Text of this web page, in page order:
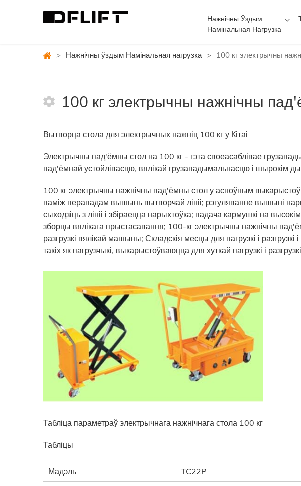
Нажнічны Ўздым
Намінальная Нагрузка
> Нажнічны ўздым Намінальная нагрузка > 100 кг электрычны
100 кг электрычны нажнічны
Вытворца стола для электрычных нажніц 100 кг у Кітаі
Электрычны пад'ёмны стол на 100 кг - гэта своеасаблівае
пад'ёмнай устойлівасцю, вялікай грузападымальнасцю і шырокім
100 кг электрычны нажнічны пад'ёмны стол у асноўным
паміж перападам вышынь вытворчай лініі; рэгуляванне вышыні
сыходзіць з лініі і збіраецца нарыхтоўка; падача кармушкі на
зборцы вялікага прыстасавання; 100-кг электрычны нажнічны
разгрузкі вялікай машыны; Складскія месцы для пагрузкі і разгрузкі
такіх як пагрузчыкі, выкарыстоўваюцца для хуткай пагрузкі і
Табліца параметраў электрычнага нажнічнага стола 100 кг
Табліцы
Мадэль TC22P